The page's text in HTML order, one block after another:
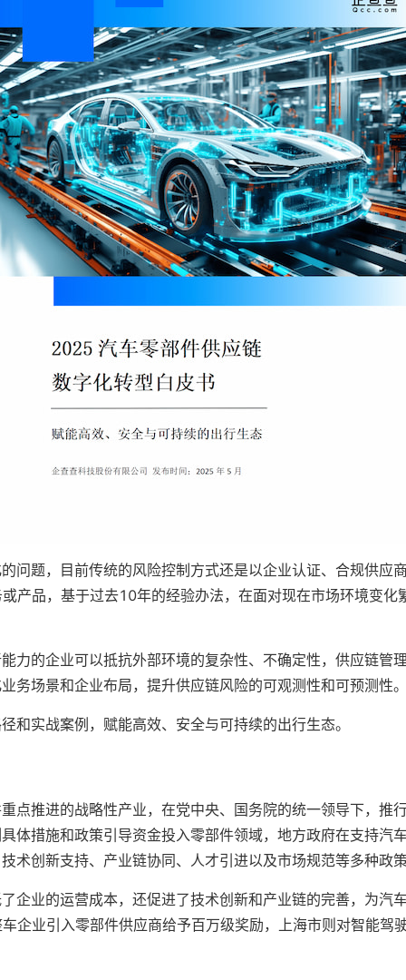
问题，目前传统的风险控制方式还是以企业认证、合规供应
产品，基于过去10年的经验办法，在面对现在市场环境变
力的企业可以抵抗外部环境的复杂性、不确定性，供应链管
务场景和企业布局，提升供应链风险的可观测性和可预测性
和实战案例，赋能高效、安全与可持续的出行生态。
点推进的战略性产业，在党中央、国务院的统一领导下，推
体措施和政策引导资金投入零部件领域，地方政府在支持汽
术创新支持、产业链协同、人才引进以及市场规范等多种政
企业的运营成本，还促进了技术创新和产业链的完善，为汽
企业引入零部件供应商给予百万级奖励，上海市则对智能驾